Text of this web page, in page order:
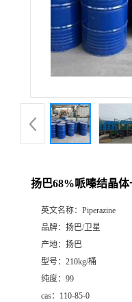
扬巴68%哌嗪结晶
英文名称： Piperazine
品牌： 扬巴/卫星
产地： 扬巴
型号： 210kg/桶
纯度： 99
cas： 110-85-0